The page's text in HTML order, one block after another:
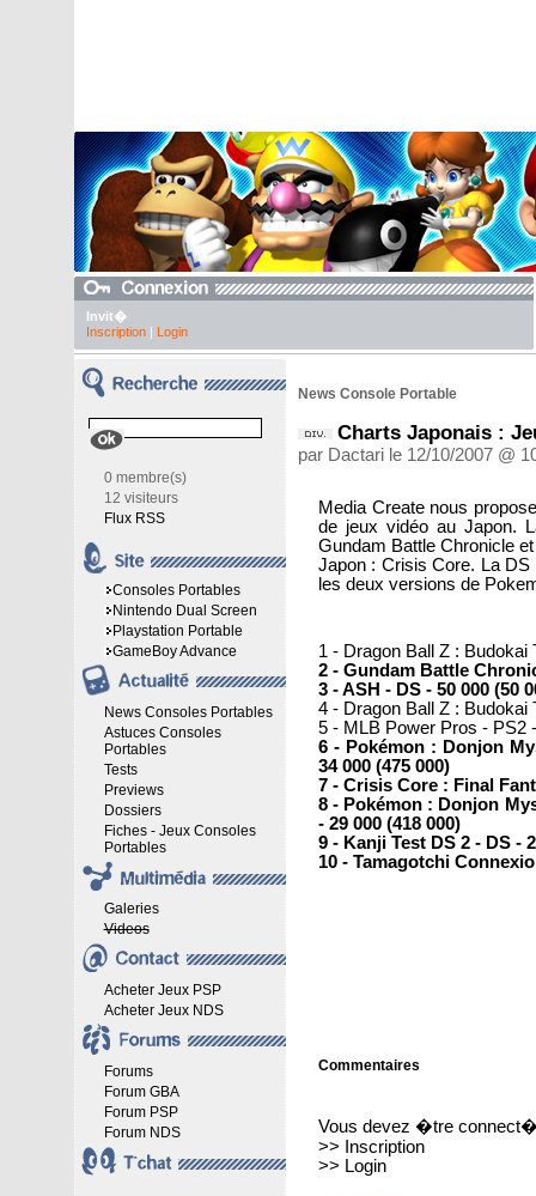
Invit�
Inscription| Login
0 membre(s)
12 visiteurs
Flux RSS
Consoles Portables
Nintendo Dual Screen
Playstation Portable
GameBoy Advance
News Consoles Portables
Astuces Consoles
Portables
Tests
Previews
Dossiers
Fiches - Jeux Consoles
Portables
Galeries
Videos
Acheter Jeux PSP
Acheter Jeux NDS
Forums
Forum GBA
Forum PSP
Forum NDS
News Console Portable
Charts Japonais :
par Dactari le 12/10/2007 @
Media Create nous
de jeux vidéo au Japon.
Gundam Battle Chronicle
Japon : Crisis Core. La
les deux versions de
1 - Dragon Ball Z :
2 - Gundam Battle
3 - ASH - DS - 50 000 (50
4 - Dragon Ball Z : Budokai
5 - MLB Power Pros - PS2
6 - Pokémon : Donjon
34 000 (475 000)
7 - Crisis Core : Final
8 - Pokémon : Donjon
- 29 000 (418 000)
9 - Kanji Test DS 2 - DS -
10 - Tamagotchi
Commentaires
Vous devez �tre
>>
Inscription
>> Login